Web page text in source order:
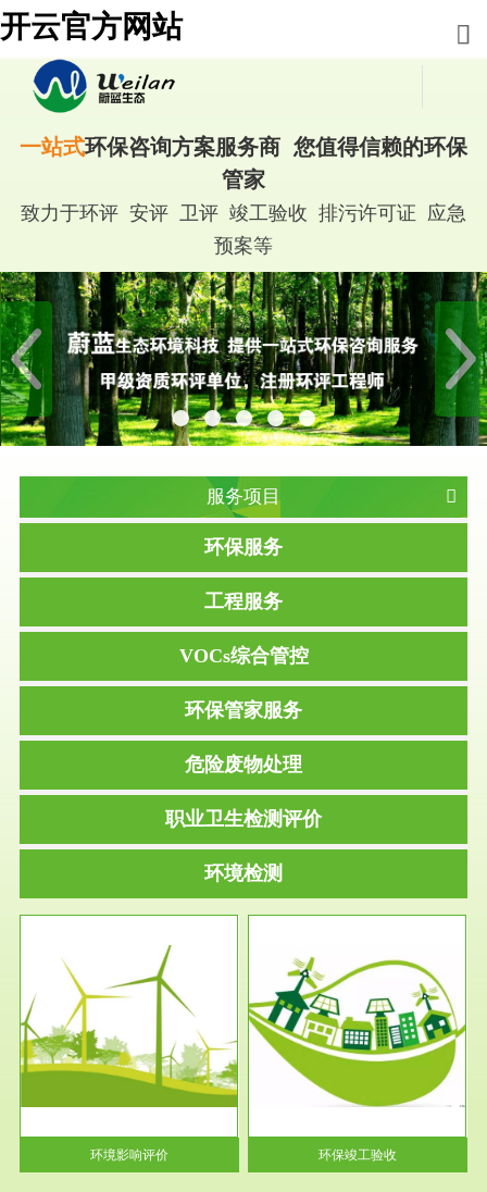
开云官方网站
一站式环保咨询方案服务商 您值得信赖的环保
管家
致力于环评 安评 卫评 竣工验收 排污许可证 应急
预案等
服务项目
环保服务
工程服务
VOCs综合管控
环保管家服务
危险废物处理
职业卫生检测评价
环境检测
环境影响评价
服务范围
环保竣工验收
根据《建设项目环境保护管理条
例》第十七条 编制环境影响报
告书、...
环保竣工验收